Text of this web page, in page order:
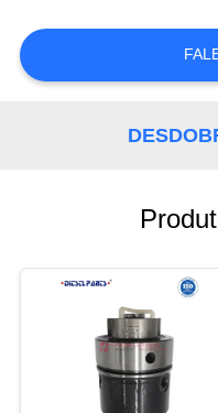
CITAÇÕES